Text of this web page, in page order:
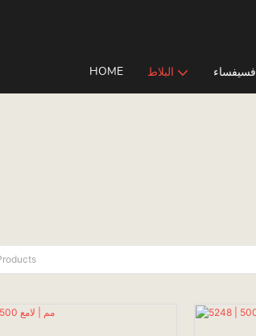
HOME البلاط فسيفساء